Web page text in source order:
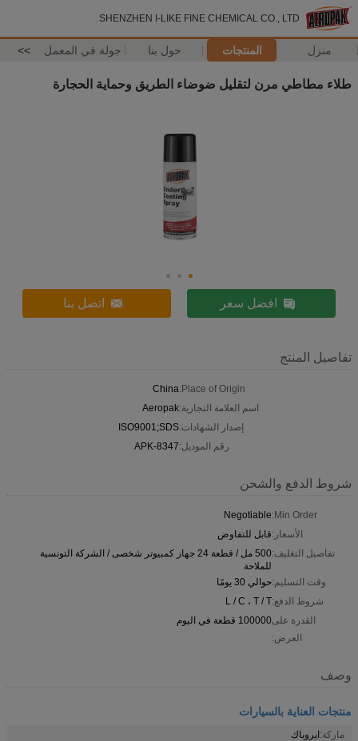
SHENZHEN I-LIKE FINE CHEMICAL CO., LTD
منزل المنتجات حول بنا جولة في المعمل >>
طلاء مطاطي مرن لتقليل ضوضاء الطريق وحماية الحجارة
افضل سعر اتصل بنا
تفاصيل المنتج
Place of Origin:
China
اسم العلامة التجارية:Aeropak
إصدار الشهادات:ISO9001;SDS
رقم الموديل:APK-8347
شروط الدفع والشحن
Min Order:
Negotiable
الأسعار:قابل للتفاوض
تفاصيل التغليف:
500 مل / قطعة 24 جهاز كمبيوتر شخصى / الشركة التونسية
للملاحة
وقت التسليم:حوالي 30 يومًا
شروط الدفع:L / C ، T / T
القدرة على
العرض:
100000 قطعة في اليوم
وصف
منتجات العناية بالسيارات
ماركة:ايروباك